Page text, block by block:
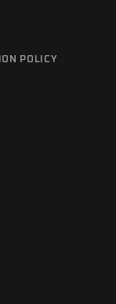
POLICY